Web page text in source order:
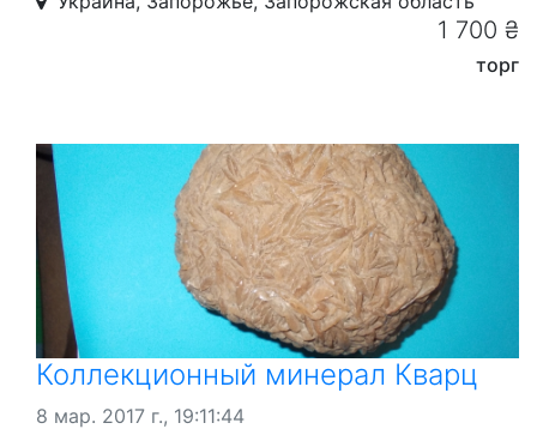
1 700 ₴
торг
Коллекционный минерал Кварц
8 мар. 2017 г., 19:11:44